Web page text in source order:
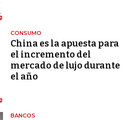
CONSUMO
China es la apuesta para
el incremento del
mercado de lujo durante
el año
BANCOS